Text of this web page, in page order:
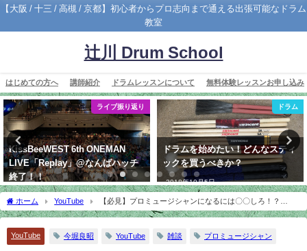
【大阪 / 十三 / 高槻 / 京都】初心者からプロ志向まで通える出張可能なドラム
教室
辻川 Drum School
はじめての方へ 講師紹介 ドラムレッスンについて 無料体験レッスンお申し込み
ライブ振り返り
KissBeeWEST 6th ONEMAN
LIVE「Replay」@なんばハッチ
終了！！
ドラム
ドラムを始めたい！どんなスティ
ックを買うべきか？
2018年10月5日
ホーム YouTube
【必見】プロミュージシャンになるには〇〇しろ！？
YouTube更新【今堀良昭トリオ】
YouTube 今堀良昭 YouTube 雑談 プロミュージシャン